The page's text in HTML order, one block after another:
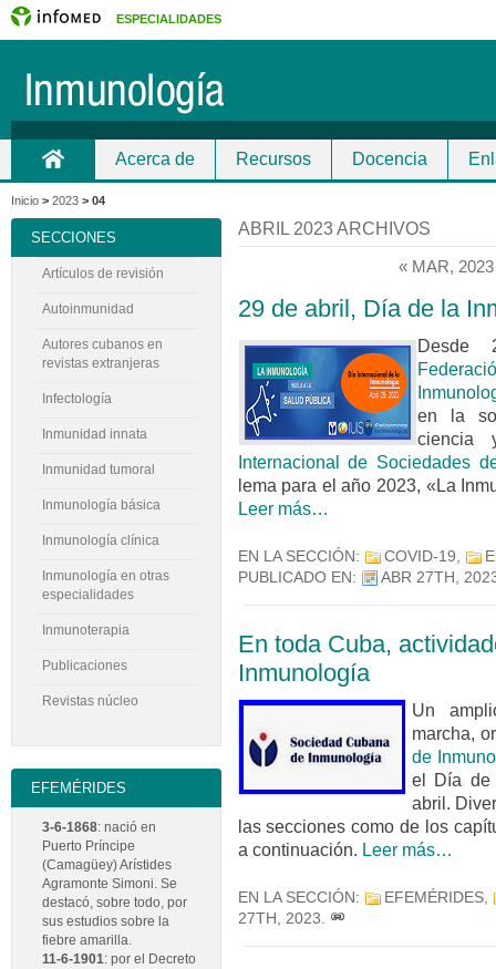
ESPECIALIDADES
Acerca de Recursos Docencia
Contacto
Inicio > 2023 > 04
ABRIL 2023 ARCHIVOS
« MAR, 2023
29 de abril, Día de la
Desde
en la
ciencia
Internacional de Sociedades
lema para el año 2023, «La
Leer más…
EN LA SECCIÓN: COVID-19,
PUBLICADO EN:
ABR 27TH,
En toda Cuba,
Inmunología
Un
marcha,
de
el Día de
abril.
las secciones como de los
a continuación. Leer más…
EN LA SECCIÓN: EFEMÉRIDES,
27TH, 2023.
SECCIONES
Artículos de revisión
Autoinmunidad
Autores cubanos en
revistas extranjeras
Infectología
Inmunidad innata
Inmunidad tumoral
Inmunología básica
Inmunología clínica
Inmunología en otras
especialidades
Inmunoterapia
Publicaciones
Revistas núcleo
EFEMÉRIDES
3-6-1868: nació en
Puerto Príncipe
(Camagüey) Arístides
Agramonte Simoni. Se
destacó, sobre todo, por
sus estudios sobre la
fiebre amarilla.
11-6-1901: por el Decreto